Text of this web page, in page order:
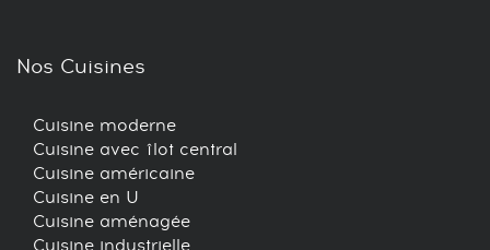
Nos Cuisines
Cuisine moderne
Cuisine avec îlot central
Cuisine américaine
Cuisine en U
Cuisine aménagée